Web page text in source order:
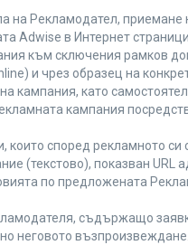
на Рекламодател,
Adwise в Интернет
към сключения рамков
и чрез образец на
кампания, като
кампания
според рекламното
(текстово), показван URL
по предложената
съдържащо
неговото